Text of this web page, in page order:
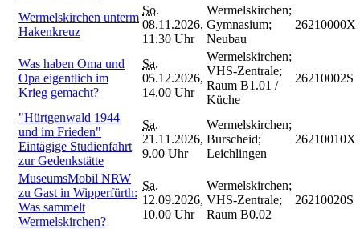
Wermelskirchen unterm
Hakenkreuz
So.
08.11.2026,
11.30 Uhr
Wermelskirchen;
Gymnasium;
Neubau
26210000X
Was haben Oma und
Opa eigentlich im
Krieg gemacht?
Sa.
05.12.2026,
14.00 Uhr
Wermelskirchen;
VHS-Zentrale;
Raum B1.01 /
Küche
26210002S
"Hürtgenwald 1944
und im Frieden"
Eintägige Studienfahrt
zur Gedenkstätte
Sa.
21.11.2026,
9.00 Uhr
Wermelskirchen;
Burscheid;
Leichlingen
26210010X
MuseumsMobil NRW
zu Gast in Wipperfürth:
Was sammelt
Wermelskirchen?
Sa.
12.09.2026,
10.00 Uhr
Wermelskirchen;
VHS-Zentrale;
Raum B0.02
26210020S